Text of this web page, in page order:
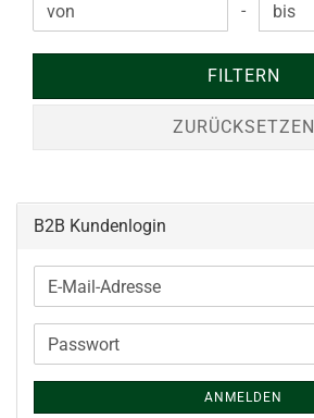
Preis bis
-
FILTERN
ZURÜCKSETZEN
B2B Kundenlogin
E-
Mail-
Adresse
Passwort
ANMELDEN